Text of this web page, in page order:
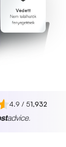
Védett
Nem találhatók
fenyegetések
4.9 / 51,932